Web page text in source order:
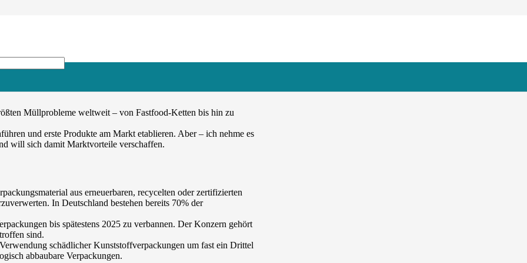
Müllprobleme weltweit – von Fastfood-Ketten bis hin zu
und erste Produkte am Markt etablieren. Aber – ich nehme es
will sich damit Marktvorteile verschaffen.
aus erneuerbaren, recycelten oder zertifizierten
In Deutschland bestehen bereits 70% der
bis spätestens 2025 zu verbannen. Der Konzern gehört
sind.
schädlicher Kunststoffverpackungen um fast ein Drittel
abbaubare Verpackungen.